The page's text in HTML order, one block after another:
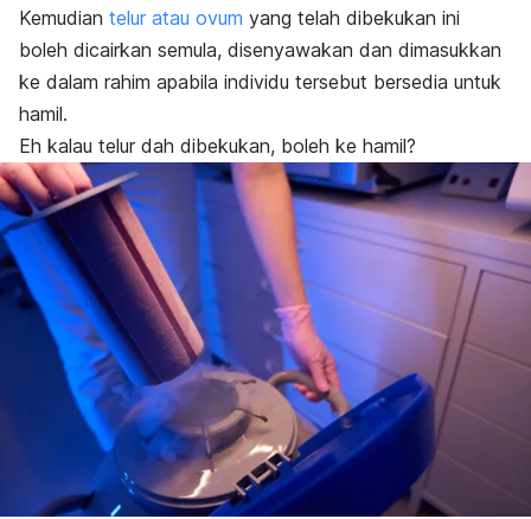
Kemudian telur atau ovum yang telah dibekukan ini
boleh dicairkan semula, disenyawakan dan dimasukkan
ke dalam rahim apabila individu tersebut bersedia untuk
hamil.
Eh kalau telur dah dibekukan, boleh ke hamil?